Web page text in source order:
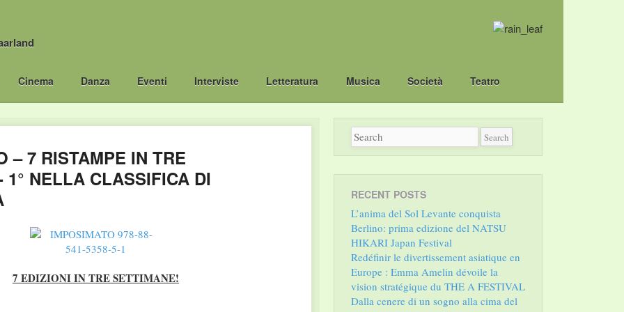
Cinema Danza Eventi Interviste Letteratura Musica Società Teatro
– 7 RISTAMPE IN TRE
1° NELLA CLASSIFICA DI
7 EDIZIONI IN TRE SETTIMANE!
RECENT POSTS
L’anima del Sol Levante conquista
Berlino: prima edizione del NATSU
HIKARI Japan Festival
Redéfinir le divertissement asiatique en
Europe : Emma Amelin dévoile la
vision stratégique du THE A FESTIVAL
Dalla cenere di un sogno alla cima del